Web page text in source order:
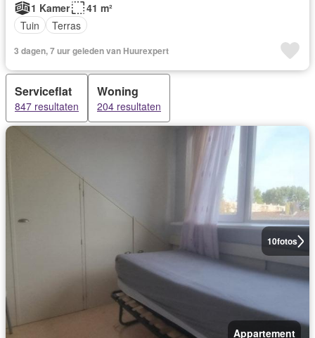
1 Kamer
41 m²
Tuin
Terras
3 dagen, 7 uur geleden van Huurexpert
Serviceflat
847 resultaten
Woning
204 resultaten
10fotos
Appartement